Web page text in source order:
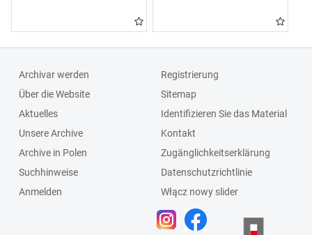
Archivar werden
Über die Website
Aktuelles
Unsere Archive
Archive in Polen
Suchhinweise
Anmelden
Registrierung
Sitemap
Identifizieren Sie das Material
Kontakt
Zugänglichkeitserklärung
Datenschutzrichtlinie
Włącz nowy slider